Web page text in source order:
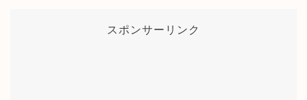
スポンサーリンク